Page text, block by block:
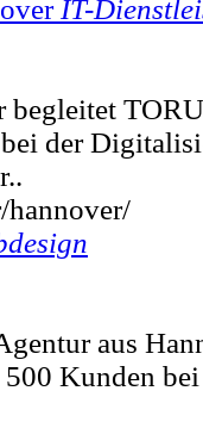
IT-
begleitet
der
hannover/
aus
500 Kunden